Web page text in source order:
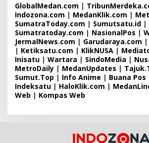
GlobalMedan.com |
Indozona.com | MedanKlik.com |
SumatraToday.com | Sumutsatu.id |
Sumatratoday.com | NasionalPos |
JermalNews.com | Garudaraya.com |
| Ketiksatu.com | KlikNUSA |
Inisatu | Wartara | SindoMedia |
MetroDaily | MedanUpdates |
Sumut.Top | Info Anime | Buana Pos
Indeksatu | HaloKlik.com |
Web | Kompas Web